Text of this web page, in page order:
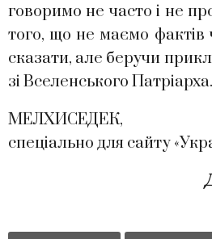
говоримо не часто і не
того, що не маємо фактів
сказати, але беручи
зі Вселенського Патріарха.
МЕЛХИСЕДЕК,
спеціально для сайту